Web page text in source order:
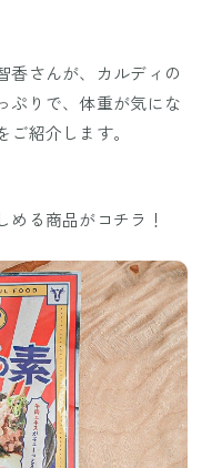
香さんが、カルディの
ぷりで、体重が気にな
紹介します。
める商品がコチラ！